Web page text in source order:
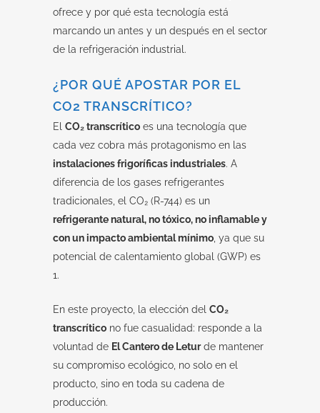
ofrece y por qué esta tecnología está
marcando un antes y un después en el sector
de la refrigeración industrial.
¿POR QUÉ APOSTAR POR EL
CO2 TRANSCRÍTICO?
El CO₂ transcrítico es una tecnología que
cada vez cobra más protagonismo en las
instalaciones frigoríficas industriales. A
diferencia de los gases refrigerantes
tradicionales, el CO₂ (R-744) es un
refrigerante natural, no tóxico, no inflamable y
con un impacto ambiental mínimo , ya que su
potencial de calentamiento global (GWP) es
1.
En este proyecto, la elección del CO₂
transcrítico no fue casualidad: responde a la
voluntad de El Cantero de Leturde mantener
su compromiso ecológico, no solo en el
producto, sino en toda su cadena de
producción.